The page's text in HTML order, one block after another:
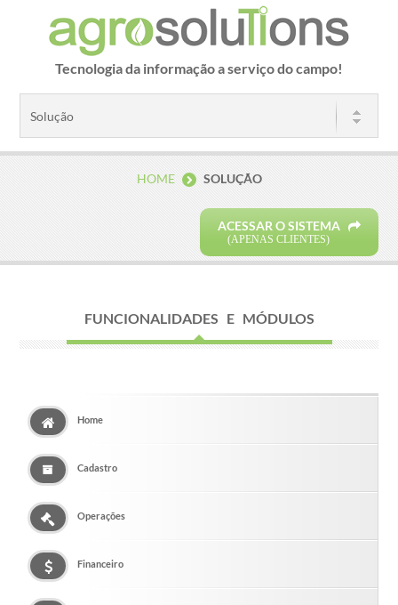
Tecnologia da informação a serviço do campo!
HOME SOLUÇÃO
ACESSAR O SISTEMA
(APENAS CLIENTES)
FUNCIONALIDADES E MÓDULOS
Home
Cadastro
Operações
Financeiro